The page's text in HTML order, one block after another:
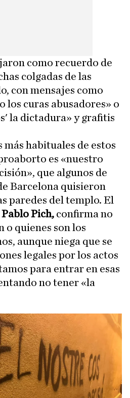
como recuerdo de
colgadas de las
con mensajes como
los curas abusadores» o
la dictadura» y grafitis
más habituales de estos
es «nuestro
que algunos de
Barcelona quisieron
paredes del templo. El
Pablo Pich, confirma no
o quienes son los
aunque niega que se
legales por los actos
para entrar en esas
no tener «la